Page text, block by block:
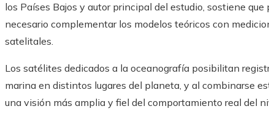
los Países Bajos y autor principal del estudio, sostiene
necesario complementar los modelos teóricos con
satelitales.
Los satélites dedicados a la oceanografía posibilitan
marina en distintos lugares del planeta, y al combinarse
una visión más amplia y fiel del comportamiento real del